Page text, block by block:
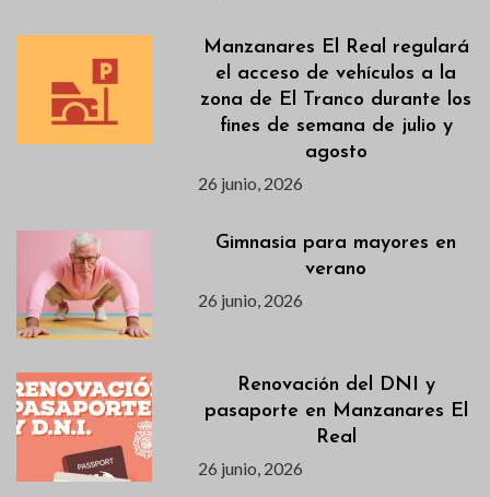
Manzanares El Real regulará
el acceso de vehículos a la
zona de El Tranco durante los
fines de semana de julio y
agosto
26 junio, 2026
Gimnasia para mayores en
verano
26 junio, 2026
Renovación del DNI y
pasaporte en Manzanares El
Real
26 junio, 2026